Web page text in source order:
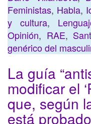
Feministas, Habla,
y cultura,
Opinión, RAE,
genérico del
La guía
modificar el
que, según
está